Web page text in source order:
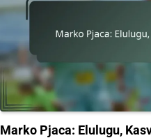
Marko Pjaca: Elulugu,